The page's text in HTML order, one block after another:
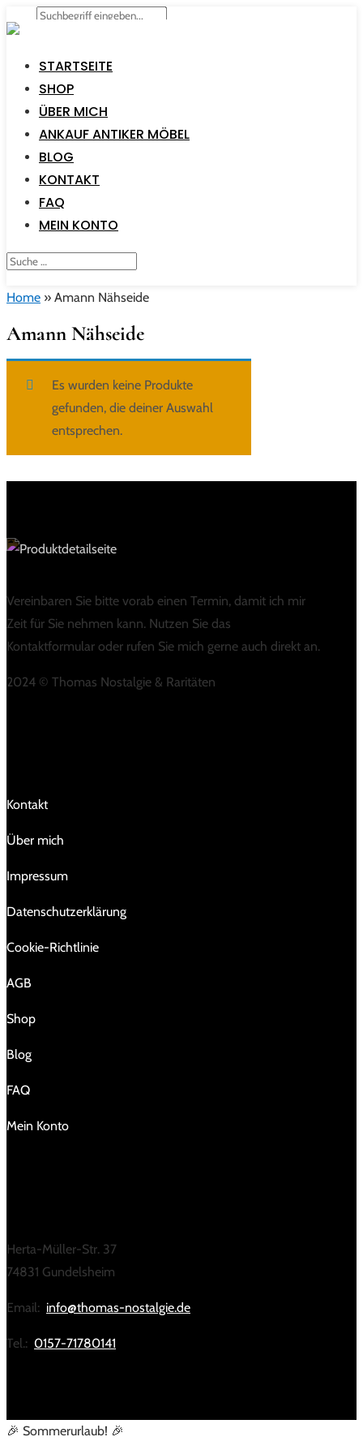
STARTSEITE
SHOP
ÜBER MICH
ANKAUF ANTIKER MÖBEL
BLOG
KONTAKT
FAQ
MEIN KONTO
Home » Amann Nähseide
Amann Nähseide
Es wurden keine Produkte
gefunden, die deiner Auswahl
entsprechen.
Vereinbaren Sie bitte vorab einen Termin, damit ich mir
Zeit für Sie nehmen kann. Nutzen Sie das
Kontaktformular oder rufen Sie mich gerne auch direkt an.
2024 © Thomas Nostalgie & Raritäten
Kontakt
Über mich
Impressum
Da­ten­schutz­er­klä­rung
Cookie-Richtlinie
AGB
Shop
Blog
FAQ
Mein Konto
Herta-Müller-Str. 37
74831 Gundelsheim
Email: info@thomas-nostalgie.de
Tel.: 0157-71780141
🎉 Sommerurlaub! 🎉